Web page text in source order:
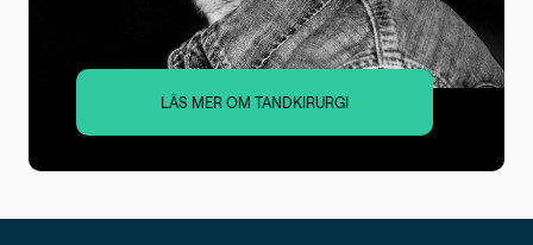
LÄS MER OM TANDKIRURGI